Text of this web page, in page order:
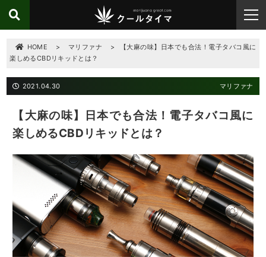
HOME > マリファナ >
【大麻の味】日本でも合法！電子タバコ風に
楽しめるCBDリキッドとは？
2021.04.30 マリファナ
【大麻の味】日本でも合法！電子タバコ風に
楽しめるCBDリキッドとは？